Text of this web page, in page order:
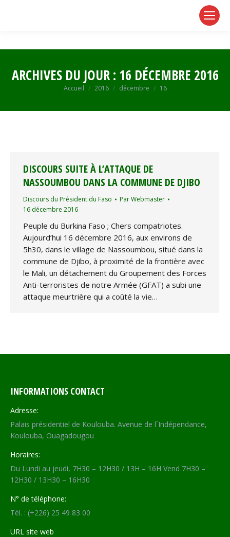
ARCHIVES DU JOUR : 16 DÉCEMBRE 2016
Vous êtes ici :
Accueil 2016 décembre 16
DISCOURS SUITE À L’ATTAQUE DE
NASSOUMBOU DANS LA COMMUNE DE DJIBO
Discours du Président du Faso ParWebmaster
16 décembre 2016
Peuple du Burkina Faso ; Chers compatriotes.
Aujourd’hui 16 décembre 2016, aux environs de
5h30, dans le village de Nassoumbou, situé dans la
commune de Djibo, à proximité de la frontière avec
le Mali, un détachement du Groupement des Forces
Anti-terroristes de notre Armée (GFAT) a subi une
attaque meurtrière qui a coûté la vie…
INFORMATIONS CONTACT
Adresse:
Palais présidentiel de Koulouba. Avenue de l´Indépendance,
Koulouba, Ouagadougou
Horaires:
Du Lundi au jeudi, 7H30 – 12H30 / 13H – 16H Vend 7H30 –
12H30 / 13H30 – 16H30
N° de téléphone:
Tél. : (+226) 25 49 83 00
URL site web